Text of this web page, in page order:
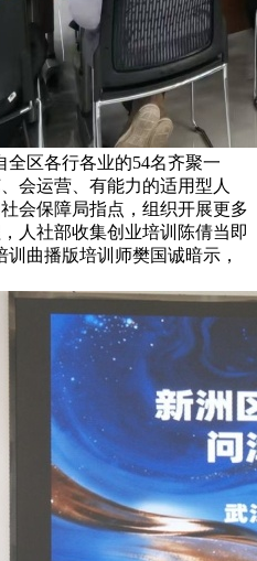
全区各行各业的54名齐聚一
会运营、有能力的适用型人
会保障局指点，组织开展更多
人社部收集创业培训陈倩当即
曲播版培训师樊国诚暗示，